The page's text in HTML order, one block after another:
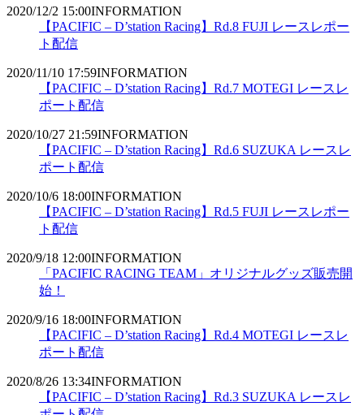
2020/12/2 15:00INFORMATION
【PACIFIC – D’station Racing】Rd.8 FUJI レースレポー
ト配信
2020/11/10 17:59INFORMATION
【PACIFIC – D’station Racing】Rd.7 MOTEGI レースレ
ポート配信
2020/10/27 21:59INFORMATION
【PACIFIC – D’station Racing】Rd.6 SUZUKA レースレ
ポート配信
2020/10/6 18:00INFORMATION
【PACIFIC – D’station Racing】Rd.5 FUJI レースレポー
ト配信
2020/9/18 12:00INFORMATION
「PACIFIC RACING TEAM」オリジナルグッズ販売開
始！
2020/9/16 18:00INFORMATION
【PACIFIC – D’station Racing】Rd.4 MOTEGI レースレ
ポート配信
2020/8/26 13:34INFORMATION
【PACIFIC – D’station Racing】Rd.3 SUZUKA レースレ